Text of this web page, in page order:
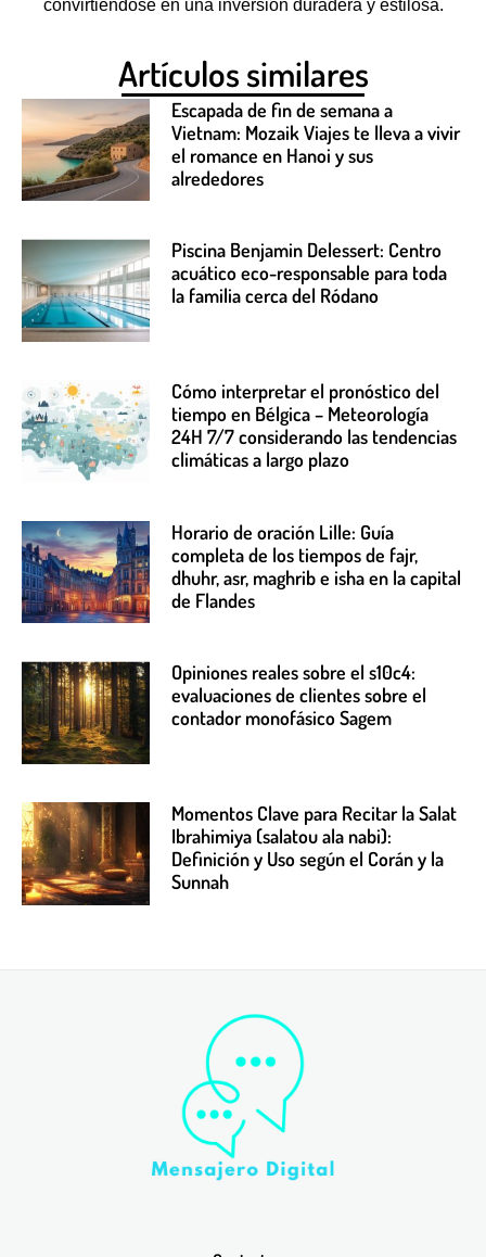
Artículos similares
Escapada de fin de semana a
Vietnam: Mozaik Viajes te lleva a vivir
el romance en Hanoi y sus
alrededores
Piscina Benjamin Delessert: Centro
acuático eco-responsable para toda
la familia cerca del Ródano
Cómo interpretar el pronóstico del
tiempo en Bélgica – Meteorología
24H 7/7 considerando las tendencias
climáticas a largo plazo
Horario de oración Lille: Guía
completa de los tiempos de fajr,
dhuhr, asr, maghrib e isha en la capital
de Flandes
Opiniones reales sobre el s10c4:
evaluaciones de clientes sobre el
contador monofásico Sagem
Momentos Clave para Recitar la Salat
Ibrahimiya (salatou ala nabi):
Definición y Uso según el Corán y la
Sunnah
convirtiéndose en una inversión duradera y estilosa.